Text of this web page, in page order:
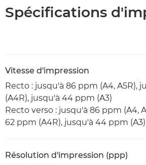
Spécifications
Vitesse d'impression
Recto : jusqu'à 86 ppm (A4, A5R),
(A4R), jusqu'à 44 ppm (A3)
Recto verso : jusqu'à 86 ppm (A4,
62 ppm (A4R), jusqu'à 44 ppm (A3)
Résolution d'impression (ppp)